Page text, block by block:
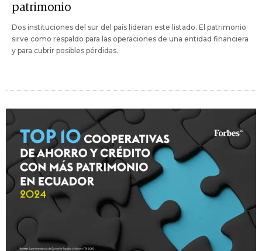
patrimonio
Dos instituciones del sur del país lideran este listado. El patrimonio
sirve como respaldo para las operaciones de una entidad financiera
y para cubrir posibles pérdidas.